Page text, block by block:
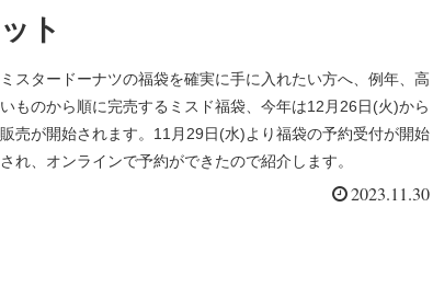
ット
ミスタードーナツの福袋を確実に手に入れたい方へ、例年、高
いものから順に完売するミスド福袋、今年は12月26日(火)から
販売が開始されます。11月29日(水)より福袋の予約受付が開始
され、オンラインで予約ができたので紹介します。
2023.11.30